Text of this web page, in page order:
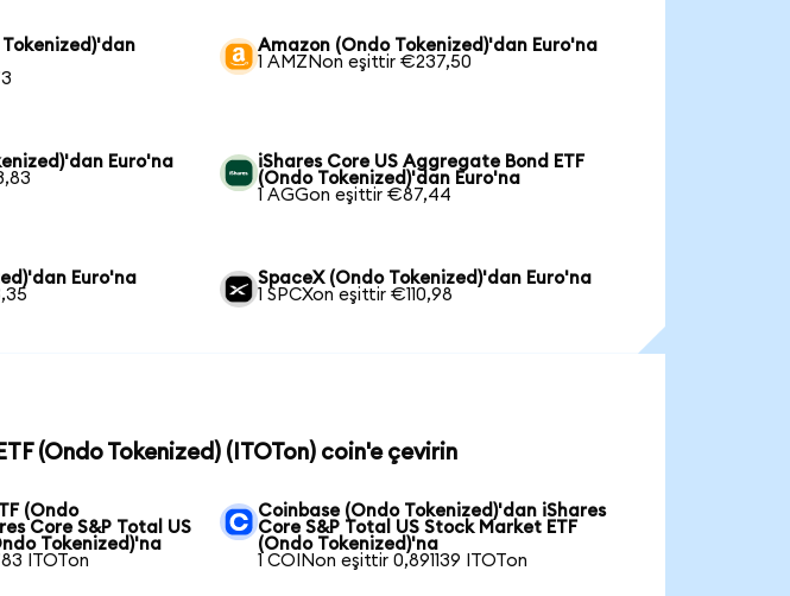
Tokenized)'dan
Amazon (Ondo Tokenized)'dan Euro'na
1 AMZNon eşittir €237,50
Euro'na
iShares Core US Aggregate Bond ETF
(Ondo Tokenized)'dan Euro'na
1 AGGon eşittir €87,44
Euro'na
SpaceX (Ondo Tokenized)'dan Euro'na
1 SPCXon eşittir €110,98
(Ondo Tokenized) (ITOTon) coin'e çevirin
(Ondo
Core S&P Total US
Tokenized)'na
ITOTon
Coinbase (Ondo Tokenized)'dan iShares
Core S&P Total US Stock Market ETF
(Ondo Tokenized)'na
1 COINon eşittir 0,891139 ITOTon